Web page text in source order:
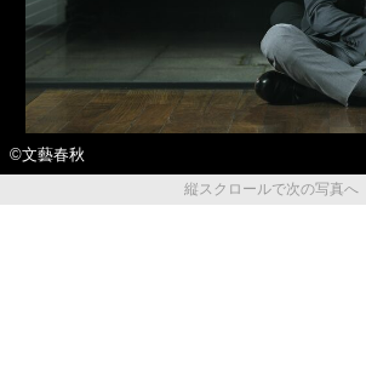
©文藝春秋
縦スクロールで次の写真へ